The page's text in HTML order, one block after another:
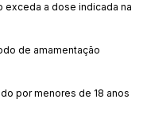
exceda a dose indicada na
de amamentação
por menores de 18 anos